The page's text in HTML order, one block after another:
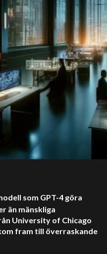
som GPT-4 göra
än mänskliga
University of Chicago
fram till överraskande